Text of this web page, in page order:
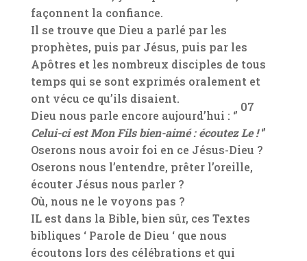
façonnent la confiance.
Il se trouve que Dieu a parlé par les
prophètes, puis par Jésus, puis par les
Apôtres et les nombreux disciples de tous
temps qui se sont exprimés oralement et
ont vécu ce qu’ils disaient.
Dieu nous parle encore aujourd’hui : ‘’
07
Celui-ci est Mon Fils bien-aimé : écoutez Le !‘’
Oserons nous avoir foi en ce Jésus-Dieu ?
Oserons nous l’entendre, prêter l’oreille,
écouter Jésus nous parler ?
Où, nous ne le voyons pas ?
IL est dans la Bible, bien sûr, ces Textes
bibliques ‘ Parole de Dieu ‘ que nous
écoutons lors des célébrations et qui